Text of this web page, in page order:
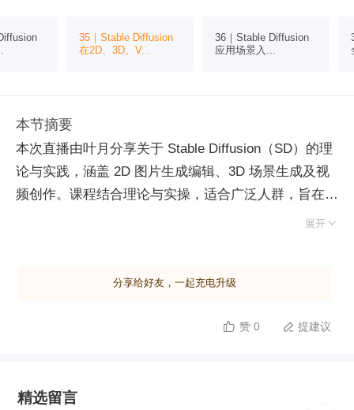
35｜Stable Diffusion
在2D、3D、V...
36｜Stable Diffusion
应用场景入...
本节摘要
本次直播由叶月分享关于 Stable Diffusion（SD）的理
论与实践，涵盖 2D 图片生成编辑、3D 场景生成及视
频创作。课程结合理论与实操，适合广泛人群，旨在帮
助参与者理解并应用 AI 创意技术。首先介绍了生成式
示了如何利用 SD 进行图像编辑，包括背景替换、风格
景创建方法，以及如何在 Blender 等软件中使用这些
型的发展趋势，指出数据与算法的重要性，并回答了观
展开 
分享给好友，一起充电升级
 赞 0  提建议
精选留言